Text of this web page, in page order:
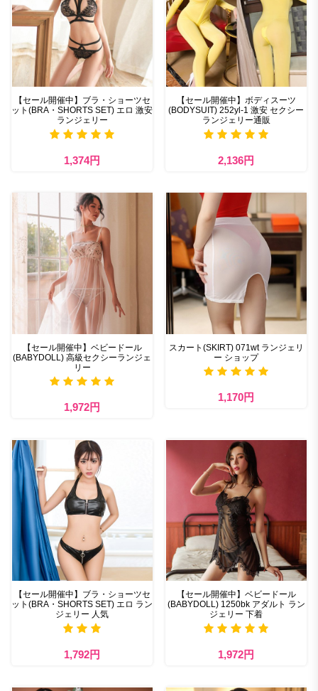
【セール開催中】ブラ・ショーツセ
ット(BRA・SHORTS SET) エロ 激安
ランジェリー
1,374円
【セール開催中】ボディスーツ
(BODYSUIT) 252yl-1 激安 セクシー
ランジェリー通販
2,136円
【セール開催中】ベビードール
(BABYDOLL) 高級セクシーランジェ
リー
1,972円
スカート(SKIRT) 071wt ランジェリ
ー ショップ
1,170円
【セール開催中】ブラ・ショーツセ
ット(BRA・SHORTS SET) エロ ラン
ジェリー 人気
1,792円
【セール開催中】ベビードール
(BABYDOLL) 1250bk アダルト ラン
ジェリー 下着
1,972円